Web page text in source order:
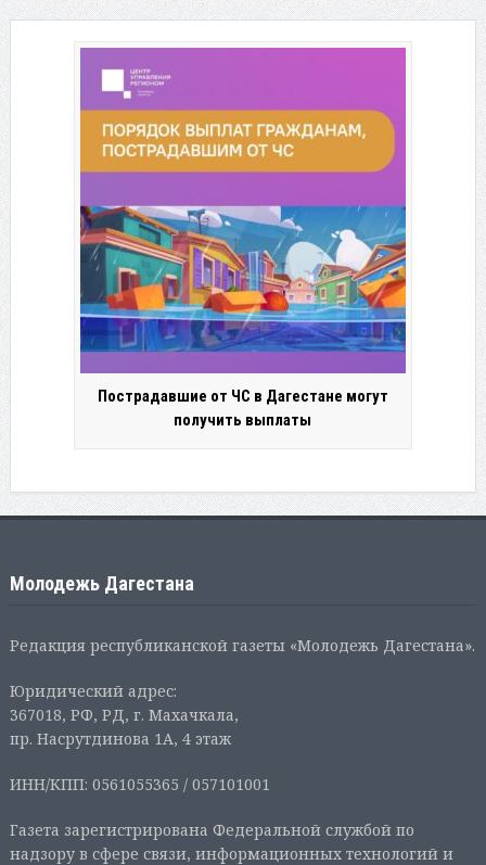
Пострадавшие от ЧС в Дагестане могут
получить выплаты
Молодежь Дагестана
Редакция республиканской газеты «Молодежь Дагестана».
Юридический адрес:
367018, РФ, РД, г. Махачкала,
пр. Насрутдинова 1А, 4 этаж
ИНН/КПП: 0561055365 / 057101001
Газета зарегистрирована Федеральной службой по
надзору в сфере связи, информационных технологий и